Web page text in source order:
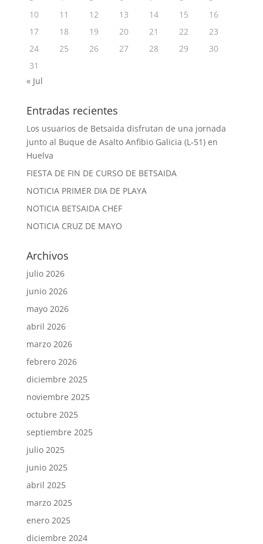
10
11 12 13 14 15
16
17
18 19 20 21 22
23
24
25 26 27 28 29
30
31
« Jul
Entradas recientes
Los usuarios de Betsaida disfrutan de una jornada
junto al Buque de Asalto Anfibio Galicia (L-51) en
Huelva
FIESTA DE FIN DE CURSO DE BETSAIDA
NOTICIA PRIMER DIA DE PLAYA
NOTICIA BETSAIDA CHEF
NOTICIA CRUZ DE MAYO
Archivos
julio 2026
junio 2026
mayo 2026
abril 2026
marzo 2026
febrero 2026
diciembre 2025
noviembre 2025
octubre 2025
septiembre 2025
julio 2025
junio 2025
abril 2025
marzo 2025
enero 2025
diciembre 2024